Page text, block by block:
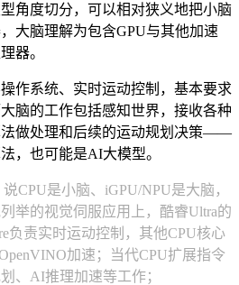
角度切分，可以相对狭义地把小脑
大脑理解为包含GPU与其他加速
器。
作系统、实时运动控制，基本要求
脑的工作包括感知世界，接收各种
法做处理和后续的运动规划决策——
，也可能是AI大模型。
CPU是小脑、iGPU/NPU是大脑，
举的视觉伺服应用上，酷睿Ultra的
负责实时运动控制，其他CPU核心
加速；当代CPU扩展指令
、AI推理加速等工作；